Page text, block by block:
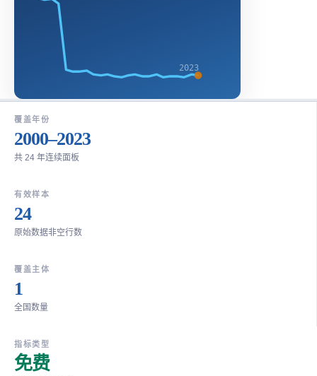
2023
覆盖年份
2000–2023
共 24 年连续面板
有效样本
24
原始数据非空行数
覆盖主体
1
全国数量
指标类型
免费